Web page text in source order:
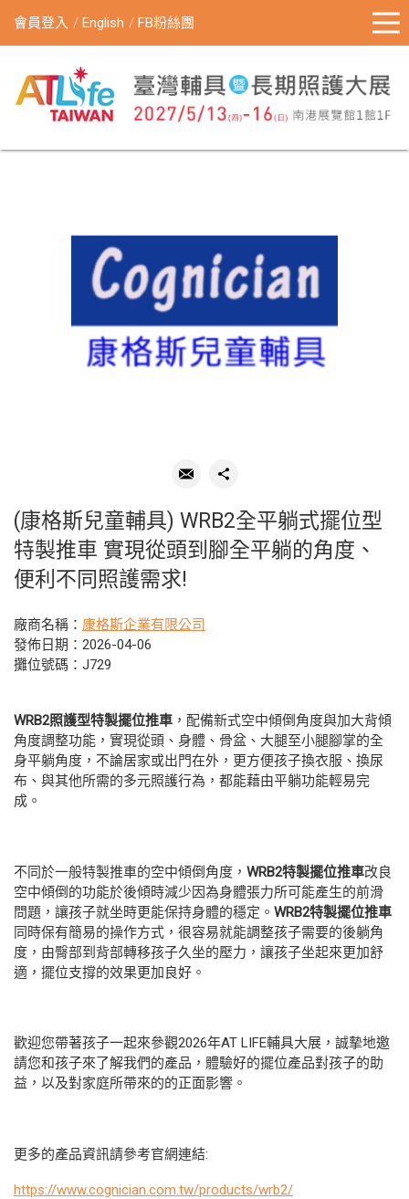
會員登入 English FB粉絲團
(康格斯兒童輔具) WRB2全平躺式擺位型
特製推車 實現從頭到腳全平躺的角度、
便利不同照護需求!
廠商名稱： 康格斯企業有限公司
發佈日期：2026-04-06
攤位號碼：J729
WRB2照護型特製擺位推車 ，配備新式空中傾倒角度與加大背傾
角度調整功能，實現從頭、身體、骨盆、大腿至小腿腳掌的全
身平躺角度，不論居家或出門在外，更方便孩子換衣服、換尿
布、與其他所需的多元照護行為，都能藉由平躺功能輕易完
成。
不同於一般特製推車的空中傾倒角度， WRB2特製擺位推車改良
空中傾倒的功能於後傾時減少因為身體張力所可能產生的前滑
問題，讓孩子就坐時更能保持身體的穩定。 WRB2特製擺位推車
同時保有簡易的操作方式，很容易就能調整孩子需要的後躺角
度，由臀部到背部轉移孩子久坐的壓力，讓孩子坐起來更加舒
適，擺位支撐的效果更加良好。
歡迎您帶著孩子一起來參觀2026年AT LIFE輔具大展，誠摰地邀
請您和孩子來了解我們的產品，體驗好的擺位產品對孩子的助
益，以及對家庭所帶來的的正面影響。
更多的產品資訊請參考官網連結:
https://www.cognician.com.tw/products/wrb2/